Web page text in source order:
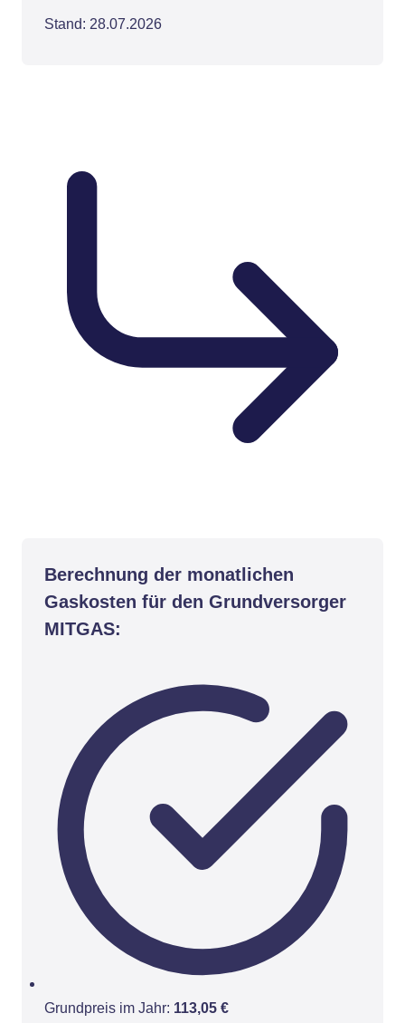
Stand: 28.07.2026
Berechnung der monatlichen
Gaskosten für den Grundversorger
MITGAS:
Grundpreis im Jahr: 113,05 €